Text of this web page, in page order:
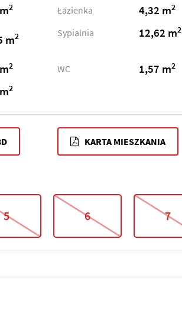
2 Łazienka 4,32 m2
m2 Sypialnia 12,62 m2
2 WC 1,57 m2
2
KARTA MIESZKANIA
5 6 7